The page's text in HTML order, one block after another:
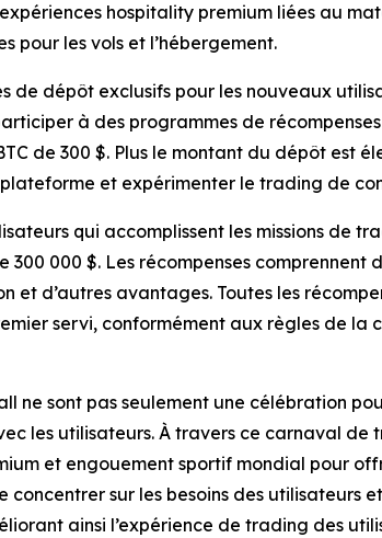
hospitality premium liées au
pour les vols et l’hébergement.
de dépôt exclusifs pour les nouveaux
à des programmes de
de 300 $. Plus le montant du dépôt est
et expérimenter le trading de
qui accomplissent les missions de
000 $. Les récompenses comprennent
et d’autres avantages. Toutes les
servi, conformément aux règles de la
ne sont pas seulement une célébration
les utilisateurs. À travers ce carnaval de
et engouement sportif mondial pour
sur les besoins des utilisateurs
ainsi l’expérience de trading des